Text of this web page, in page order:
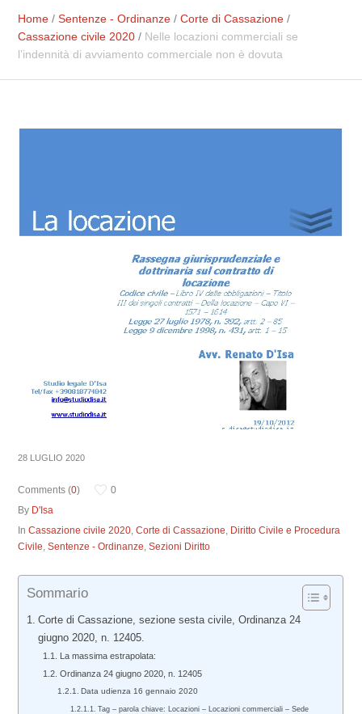
Home /Sentenze - Ordinanze /Corte di Cassazione /
Cassazione civile 2020 / Nelle locazioni commerciali se
l’indennità di avviamento commerciale non è dovuta
28 LUGLIO 2020
Comments (0)
0
By D'Isa
InCassazione civile 2020,Corte di Cassazione, Diritto Civile e Procedura
Civile,Sentenze - Ordinanze,Sezioni Diritto
Sommario
Corte di Cassazione, sezione sesta civile, Ordinanza 24
giugno 2020, n. 12405.
La massima estrapolata:
Ordinanza 24 giugno 2020, n. 12405
Data udienza 16 gennaio 2020
Tag – parola chiave: Locazioni – Locazioni commerciali – Sede